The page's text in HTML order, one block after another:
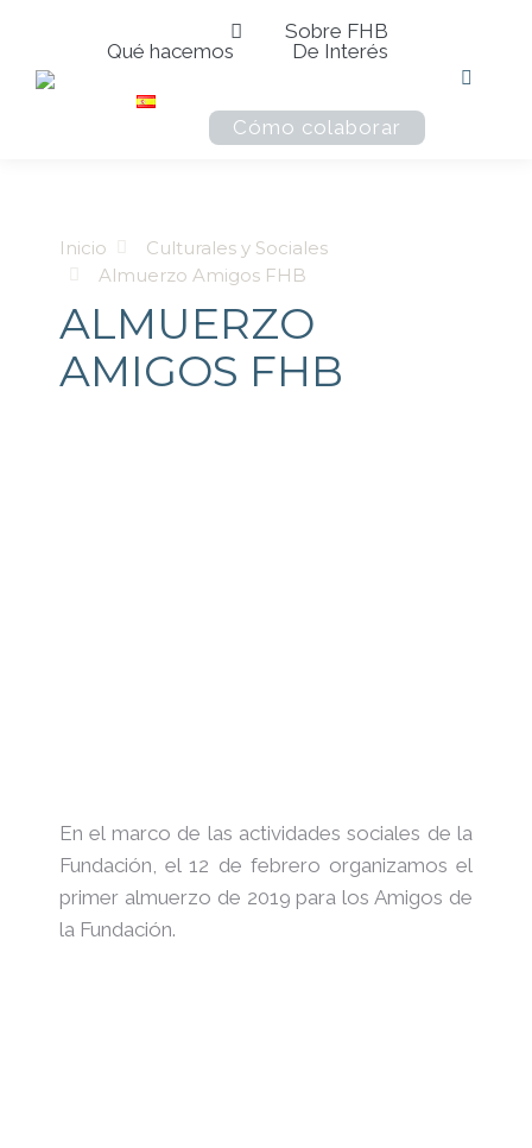
Sobre FHB
Qué hacemos
De Interés
Cómo colaborar
Buscar:
ALMUERZO
AMIGOS FHB
Estás aquí:
Inicio
Culturales y Sociales
Almuerzo Amigos FHB
En el marco de las actividades sociales de la
Fundación, el 12 de febrero organizamos el
primer almuerzo de 2019 para los Amigos de
la Fundación.